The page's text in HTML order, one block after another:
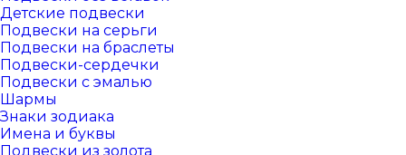
Детские подвески
Подвески на серьги
Подвески на браслеты
Подвески-сердечки
Подвески с эмалью
Шармы
Знаки зодиака
Имена и буквы
Подвески из золота